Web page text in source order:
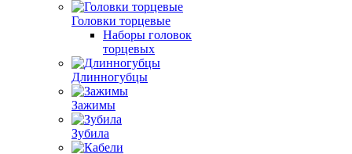
Головки торцевые
Наборы головок
торцевых
Длинногубцы
Зажимы
Зубила